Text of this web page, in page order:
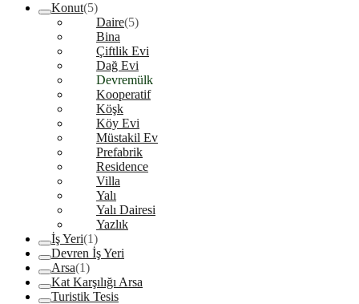
Konut(5)
Daire(5)
Bina
Çiftlik Evi
Dağ Evi
Devremülk
Kooperatif
Köşk
Köy Evi
Müstakil Ev
Prefabrik
Residence
Villa
Yalı
Yalı Dairesi
Yazlık
İş Yeri(1)
Devren İş Yeri
Arsa(1)
Kat Karşılığı Arsa
Turistik Tesis